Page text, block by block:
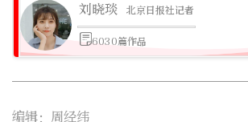
刘晓琰 北京日报社记者
6030篇作品
编辑：周经纬